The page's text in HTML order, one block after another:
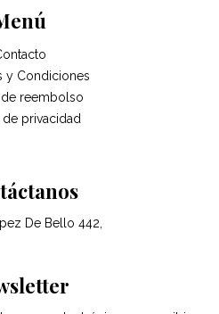
y Condiciones
de reembolso
de privacidad
De Bello 442,